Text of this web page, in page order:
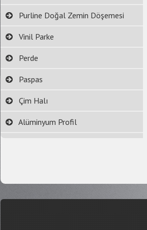
Purline Doğal Zemin Döşemesi
Vinil Parke
Perde
Paspas
Çim Halı
Alüminyum Profil